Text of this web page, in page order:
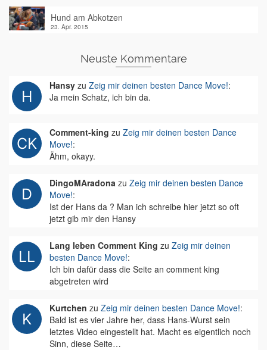
Hund am Abkotzen
23. Apr. 2015
Neuste Kommentare
Hansy zu Zeig mir deinen besten Dance Move!:
Ja mein Schatz, ich bin da.
Comment-king zu Zeig mir deinen besten Dance
Move!:
Ähm, okayy.
DingoMAradona zu Zeig mir deinen besten Dance
Move!:
Ist der Hans da ? Man ich schreibe hier jetzt so oft
jetzt gib mir den Hansy
Lang leben Comment King zu Zeig mir deinen
besten Dance Move!:
Ich bin dafür dass die Seite an comment king
abgetreten wird
Kurtchen zu Zeig mir deinen besten Dance Move!:
Bald ist es vier Jahre her, dass Hans-Wurst sein
letztes Video eingestellt hat. Macht es eigentlich noch
Sinn, diese Seite…